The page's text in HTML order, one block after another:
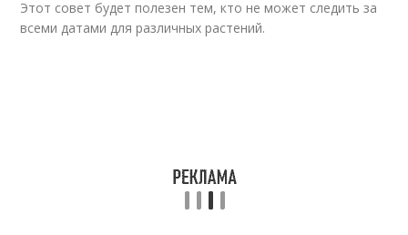
Этот совет будет полезен тем, кто не может следить за
всеми датами для различных растений.